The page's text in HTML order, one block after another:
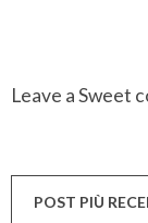
Leave a Sweet
POST PIÙ